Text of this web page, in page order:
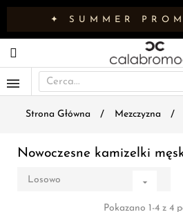
✦ SUMMER
Strona Główna Mezczyzna
Nowoczesne kamizelki
Losowo 
Pokazano 1-4 z 4